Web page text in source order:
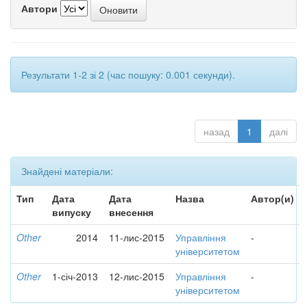
Автори
Результати 1-2 зі 2 (час пошуку: 0.001 секунди).
назад 1 далі
Знайдені матеріали:
Тип
Дата
випуску
Дата
внесення
Назва Автор(и)
Other 2014 11-лис-2015
Управління
університетом
-
Other 1-січ-2013 12-лис-2015
Управління
університетом
-